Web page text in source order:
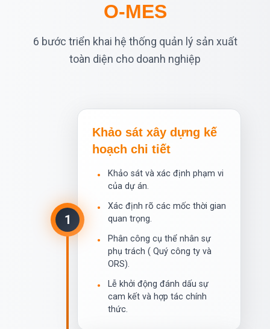
O-MES
6 bước triển khai hệ thống quản lý sản xuất
toàn diện cho doanh nghiệp
1
Khảo sát xây dựng kế
hoạch chi tiết
•
Khảo sát và xác định phạm vi
của dự án.
•
Xác định rõ các mốc thời gian
quan trọng.
•
Phân công cụ thể nhân sự
phụ trách ( Quý công ty và
ORS).
•
Lễ khởi động đánh dấu sự
cam kết và hợp tác chính
thức.